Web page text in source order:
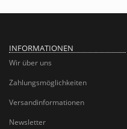
INFORMATIONEN
Wir über uns
Zahlungsmöglichkeiten
Versandinformationen
Newsletter